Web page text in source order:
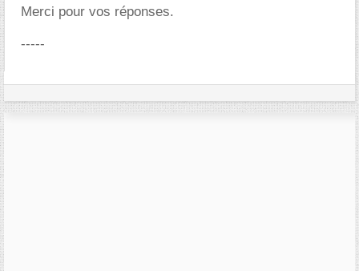
Merci pour vos réponses.
-----